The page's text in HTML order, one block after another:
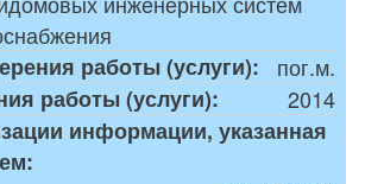
работы (услуги):
пог.м.
работы (услуги):
2014
информации, указанная